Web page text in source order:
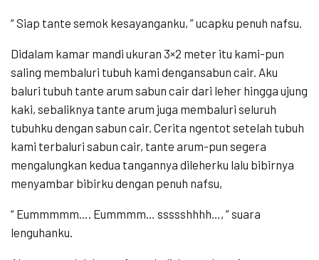
“ Siap tante semok kesayanganku, ” ucapku penuh nafsu.
Didalam kamar mandi ukuran 3×2 meter itu kami-pun
saling membaluri tubuh kami dengansabun cair. Aku
baluri tubuh tante arum sabun cair dari leher hingga ujung
kaki, sebaliknya tante arum juga membaluri seluruh
tubuhku dengan sabun cair. Cerita ngentot setelah tubuh
kami terbaluri sabun cair, tante arum-pun segera
mengalungkan kedua tangannya dileherku lalu bibirnya
menyambar bibirku dengan penuh nafsu,
“ Eummmmm…. Eummmm… ssssshhhh…, ” suara
lenguhanku.